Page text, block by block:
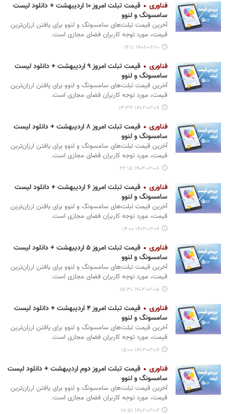
فناوری
قیمت تبلت امروز ۱۰ اردیبهشت + دانلود لیست
سامسونگ و لنوو
آخرین قیمت تبلت‌های سامسونگ و لنوو برای یافتن ارزان‌ترین
قیمت، مورد توجه کاربران فضای مجازی است.
۱۴۰۲-۰۲-۱۰ ۱۴:۱۱
فناوری
قیمت تبلت امروز ۹ اردیبهشت + دانلود لیست
سامسونگ و لنوو
آخرین قیمت تبلت‌های سامسونگ و لنوو برای یافتن ارزان‌ترین
قیمت، مورد توجه کاربران فضای مجازی است.
۱۴۰۲-۰۲-۰۹ ۱۴:۳۳
فناوری
قیمت تبلت امروز ۸ اردیبهشت + دانلود لیست
سامسونگ و لنوو
آخرین قیمت تبلت‌های سامسونگ و لنوو برای یافتن ارزان‌ترین
قیمت، مورد توجه کاربران فضای مجازی است.
۱۴۰۲-۰۲-۰۸ ۲۲:۱۵
فناوری
قیمت تبلت امروز ۶ اردیبهشت + دانلود لیست
سامسونگ و لنوو
آخرین قیمت تبلت‌های سامسونگ و لنوو برای یافتن ارزان‌ترین
قیمت، مورد توجه کاربران فضای مجازی است.
۱۴۰۲-۰۲-۰۶ ۱۴:۰۰
فناوری
قیمت تبلت امروز ۵ اردیبهشت + دانلود لیست
سامسونگ و لنوو
آخرین قیمت تبلت‌های سامسونگ و لنوو برای یافتن ارزان‌ترین
قیمت، مورد توجه کاربران فضای مجازی است.
۱۴۰۲-۰۲-۰۵ ۱۵:۳۰
فناوری
قیمت تبلت امروز ۴ اردیبهشت + دانلود لیست
سامسونگ و لنوو
آخرین قیمت تبلت‌های سامسونگ و لنوو برای یافتن ارزان‌ترین
قیمت، مورد توجه کاربران فضای مجازی است.
۱۴۰۲-۰۲-۰۴ ۱۵:۰۰
فناوری
قیمت تبلت امروز دوم اردیبهشت + دانلود لیست
سامسونگ و لنوو
آخرین قیمت تبلت‌های سامسونگ و لنوو برای یافتن ارزان‌ترین
قیمت، مورد توجه کاربران فضای مجازی است.
۱۴۰۲-۰۲-۰۲ ۱۷:۵۱